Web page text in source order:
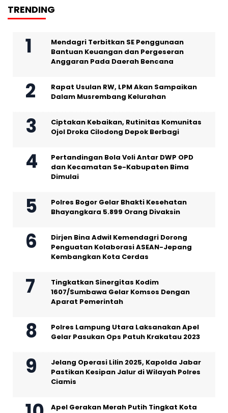
TRENDING
Mendagri Terbitkan SE Penggunaan
Bantuan Keuangan dan Pergeseran
Anggaran Pada Daerah Bencana
Rapat Usulan RW, LPM Akan Sampaikan
Dalam Musrembang Kelurahan
Ciptakan Kebaikan, Rutinitas Komunitas
Ojol Droka Cilodong Depok Berbagi
Pertandingan Bola Voli Antar DWP OPD
dan Kecamatan Se-Kabupaten Bima
Dimulai
Polres Bogor Gelar Bhakti Kesehatan
Bhayangkara 5.899 Orang Divaksin
Dirjen Bina Adwil Kemendagri Dorong
Penguatan Kolaborasi ASEAN-Jepang
Kembangkan Kota Cerdas
Tingkatkan Sinergitas Kodim
1607/Sumbawa Gelar Komsos Dengan
Aparat Pemerintah
Polres Lampung Utara Laksanakan Apel
Gelar Pasukan Ops Patuh Krakatau 2023
Jelang Operasi Lilin 2025, Kapolda Jabar
Pastikan Kesipan Jalur di Wilayah Polres
Ciamis
Apel Gerakan Merah Putih Tingkat Kota